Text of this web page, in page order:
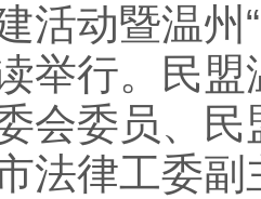
活动暨温州
举行。民
会委员、
法律工委